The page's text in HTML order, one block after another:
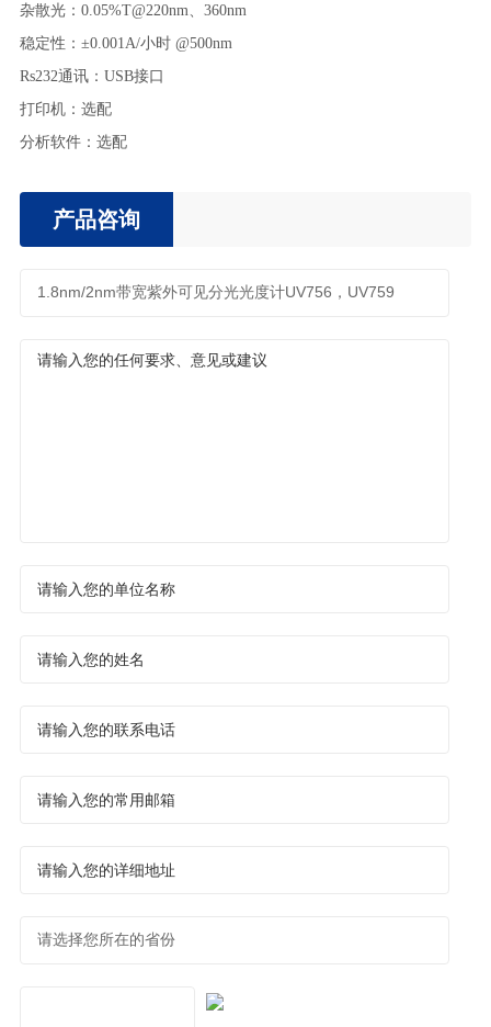
杂散光：0.05%T@220nm、360nm
稳定性：±0.001A/小时 @500nm
Rs232通讯：USB接口
打印机：选配
分析软件：选配
产品咨询